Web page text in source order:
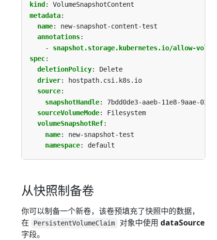
kind :
VolumeSnapshotContent
metadata:
name:
new-snapshot-content-test
annotations:
- snapshot.storage.kubernetes.io/allow-
spec:
deletionPolicy:
Delete
driver:
hostpath.csi.k8s.io
source:
snapshotHandle:
7bdd0de3-aaeb-11e8-9aae-
sourceVolumeMode:
Filesystem
volumeSnapshotRef:
name:
new-snapshot-test
namespace: default
从快照制备卷
你可以制备一个新卷，该卷预填充了快照中的数据，
在
PersistentVolumeClaim 对象中使用 dataSource
字段。